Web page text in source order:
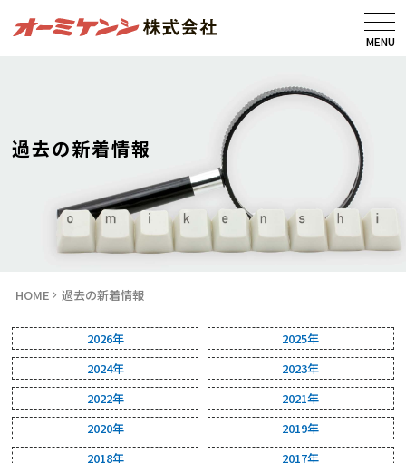
MENU
過去の新着情報
HOME 過去の新着情報
2026年
2025年
2024年
2023年
2022年
2021年
2020年
2019年
2018年
2017年